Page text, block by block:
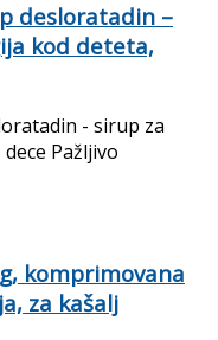
desloratadin –
kod deteta,
- sirup za
Pažljivo
komprimovana
za kašalj